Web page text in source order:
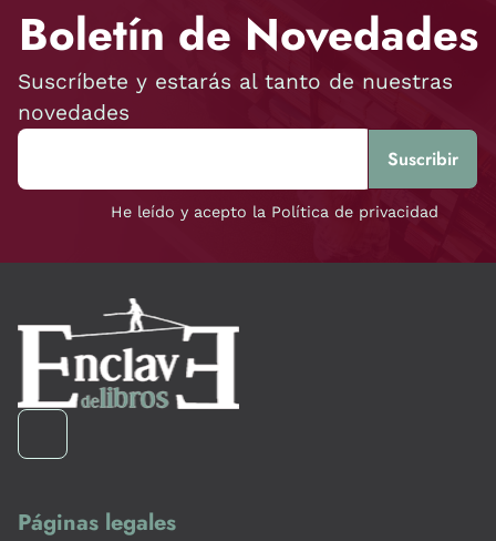
Boletín de Novedades
Suscríbete y estarás al tanto de nuestras
novedades
He leído y acepto la Política de privacidad
Páginas legales